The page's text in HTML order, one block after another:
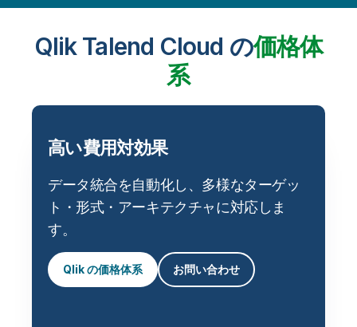
Qlik Talend Cloud の価格体
系
高い費用対効果
データ統合を自動化し、多様なターゲッ
ト・形式・アーキテクチャに対応しま
す。
Qlik の価格体系 お問い合わせ